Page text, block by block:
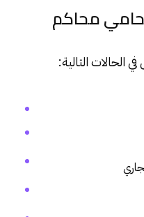
محاكم
التالية: